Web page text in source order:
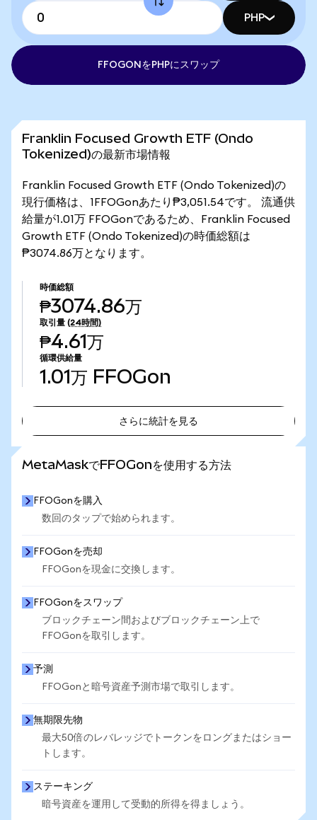
PHP
FFOGONをPHPにスワップ
Franklin Focused Growth ETF (Ondo
Tokenized)の最新市場情報
Franklin Focused Growth ETF (Ondo Tokenized)の
現行価格は、1FFOGonあたり₱3,051.54です。 流通供
給量が1.01万 FFOGonであるため、Franklin Focused
Growth ETF (Ondo Tokenized)の時価総額は
₱3074.86万となります。
時価総額
₱3074.86万
取引量 (24時間)
₱4.61万
循環供給量
1.01万 FFOGon
さらに統計を見る
MetaMaskでFFOGonを使用する方法
FFOGonを購入
数回のタップで始められます。
FFOGonを売却
FFOGonを現金に交換します。
FFOGonをスワップ
ブロックチェーン間およびブロックチェーン上で
FFOGonを取引します。
予測
FFOGonと暗号資産予測市場で取引します。
無期限先物
最大50倍のレバレッジでトークンをロングまたはショー
トします。
ステーキング
暗号資産を運用して受動的所得を得ましょう。